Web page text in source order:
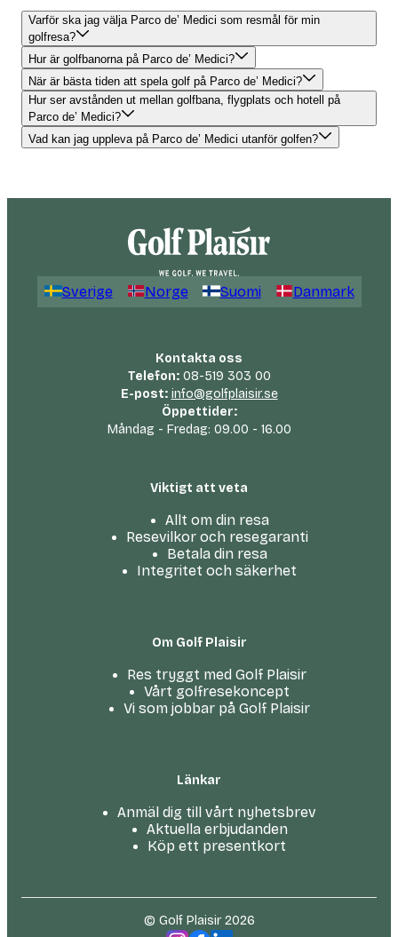
Varför ska jag välja Parco de’ Medici som resmål för min
golfresa?
Hur är golfbanorna på Parco de’ Medici?
När är bästa tiden att spela golf på Parco de’ Medici?
Hur ser avstånden ut mellan golfbana, flygplats och hotell på
Parco de’ Medici?
Vad kan jag uppleva på Parco de’ Medici utanför golfen?
Sverige Norge Suomi Danmark
Kontakta oss
Telefon:08-519 303 00
E-post: info@golfplaisir.se
Öppettider:
Måndag - Fredag: 09.00 - 16.00
Viktigt att veta
Allt om din resa
Resevilkor och resegaranti
Betala din resa
Integritet och säkerhet
Om Golf Plaisir
Res tryggt med Golf Plaisir
Vårt golfresekoncept
Vi som jobbar på Golf Plaisir
Länkar
Anmäl dig till vårt nyhetsbrev
Aktuella erbjudanden
Köp ett presentkort
© Golf Plaisir 2026